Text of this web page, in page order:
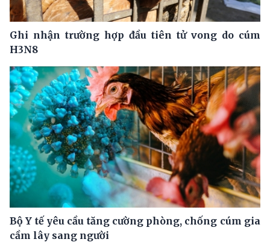
Ghi nhận trường hợp đầu tiên tử vong do cúm
H3N8
Bộ Y tế yêu cầu tăng cường phòng, chống cúm gia
cầm lây sang người